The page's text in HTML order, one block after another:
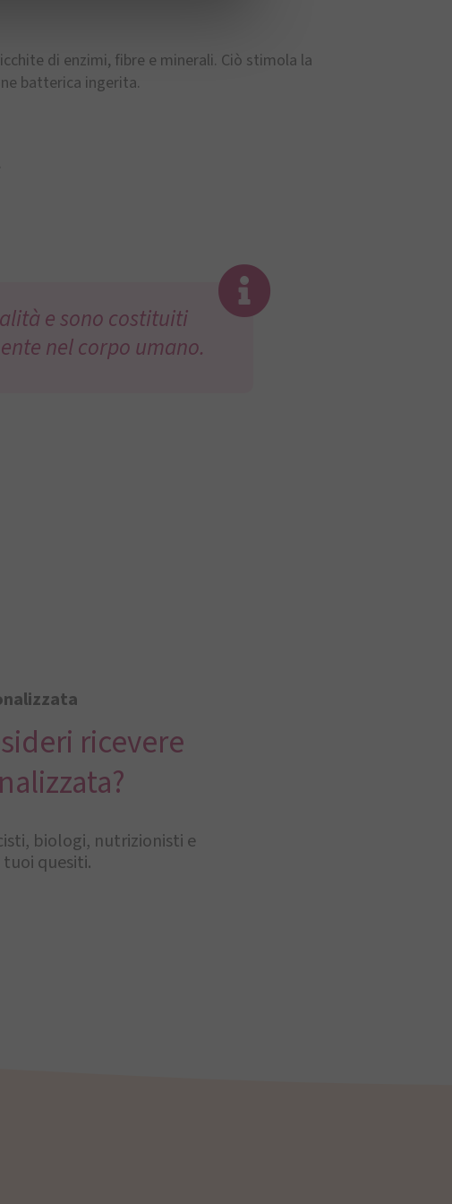
di enzimi, fibre e minerali. Ciò stimola la
batterica ingerita.
e sono costituiti
nel corpo umano.
ricevere
biologi, nutrizionisti e
quesiti.